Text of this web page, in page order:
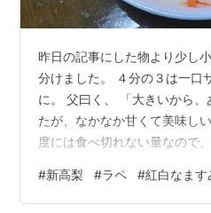
昨日の記事にした物より少し
分けました。 ４分の３は一口
に。 父曰く、 「大きいから
たが、なかなか甘くて美味し
度には食べ切れない量なので
だ食べ切れずに冷蔵庫へ。夕
るかとも思ったが、まだ食べ
#新高梨 #ラペ #紅白なます